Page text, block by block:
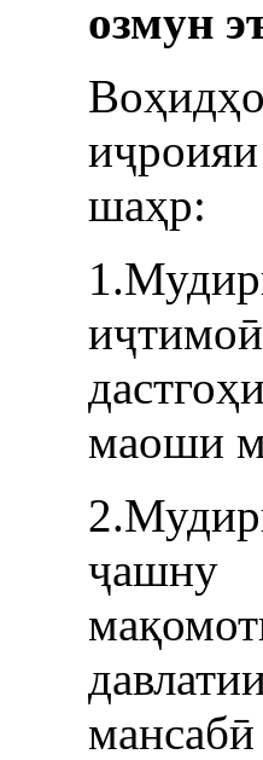
озмун
шаҳр:
маоши
ҷашну